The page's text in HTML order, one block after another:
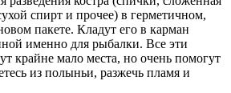
спирт и прочее) в герметичном,
пакете. Кладут его в карман
именно для рыбалки. Все эти
крайне мало места, но очень помогут
из полыньи, разжечь пламя и